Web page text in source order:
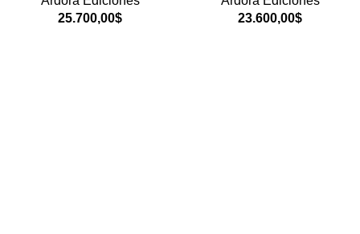
25.700,00$
23.600,00$